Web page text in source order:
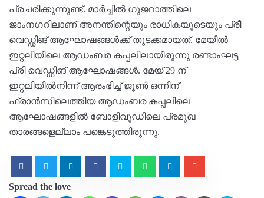
പ്രചരിക്കുന്നുണ്ട്. മാർച്ചിൽ ഗുജറാത്തിലെ
ജാംനഗറിലാണ് അനന്തിന്റെയും രാധികയുടെയും പ്രീ
വെഡ്ഡിങ് ആഘോഷങ്ങൾക്ക് തുടക്കമായത്. മേയിൽ
ഇറ്റലിയിലെ ആഡംബര കപ്പലിലായിരുന്നു രണ്ടാംഘട്ട
പ്രീ വെഡ്ഡിങ് ആഘോഷങ്ങൾ. മേയ് 29 ന്
ഇറ്റലിയിൽനിന്ന് ആരംഭിച്ച് ജൂൺ ഒന്നിന്
ഫ്രാൻസിലെത്തിയ ആഡംബര കപ്പലിലെ
ആഘോഷങ്ങളിൽ ബോളിവുഡിലെ പ്രമുഖ
താരങ്ങളെല്ലാം പങ്കെടുത്തിരുന്നു.
Spread the love